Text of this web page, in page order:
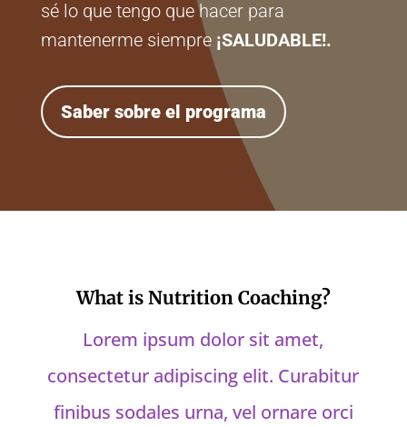
sé lo que tengo que hacer para
mantenerme siempre ¡SALUDABLE!.
Saber sobre el programa
What is Nutrition Coaching?
Lorem ipsum dolor sit amet,
consectetur adipiscing elit. Curabitur
finibus sodales urna, vel ornare orci